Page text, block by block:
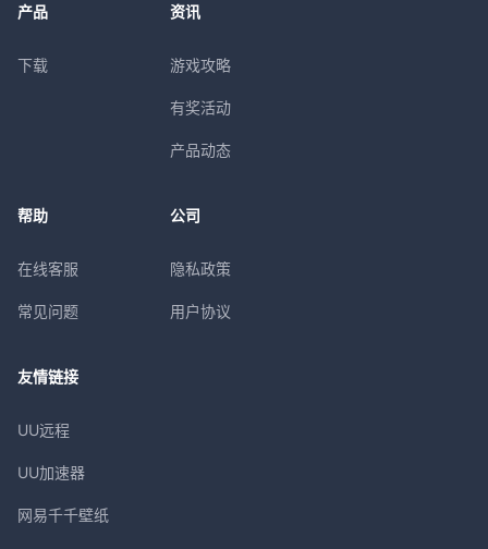
产品
下载
资讯
游戏攻略
有奖活动
产品动态
帮助
在线客服
常见问题
公司
隐私政策
用户协议
友情链接
UU远程
UU加速器
网易千千壁纸